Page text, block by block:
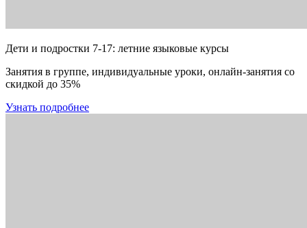
Дети и подростки 7-17: летние языковые курсы
Занятия в группе, индивидуальные уроки, онлайн-занятия со
скидкой до 35%
Узнать подробнее